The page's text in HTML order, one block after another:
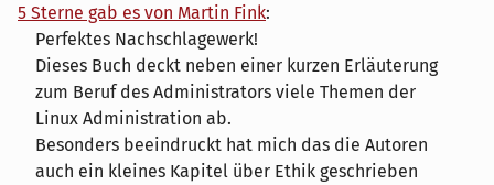
5 Sterne gab es von Martin Fink:
Perfektes Nachschlagewerk!
Dieses Buch deckt neben einer kurzen Erläuterung
zum Beruf des Administrators viele Themen der
Linux Administration ab.
Besonders beeindruckt hat mich das die Autoren
auch ein kleines Kapitel über Ethik geschrieben